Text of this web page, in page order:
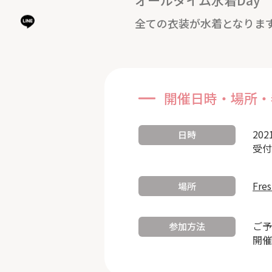
全ての衣装が水着となりま
開催日時・場所
日時
受
場所
参加方法
ご
開